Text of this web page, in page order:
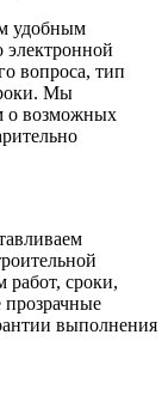
удобным
электронной
вопроса, тип
Мы
о возможных
работ, сроки,
выполнения